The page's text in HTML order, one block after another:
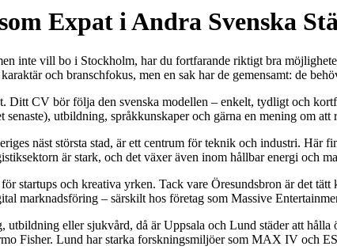
Expat i Andra Svenska
inte vill bo i Stockholm, har du fortfarande riktigt bra
och branschfokus, men en sak har de gemensamt: de
Ditt CV bör följa den svenska modellen – enkelt, tydligt och
senaste), utbildning, språkkunskaper och gärna en mening om
näst största stad, är ett centrum för teknik och industri.
är stark, och det växer även inom hållbar energi och
startups och kreativa yrken. Tack vare Öresundsbron är det
marknadsföring – särskilt hos företag som Massive
utbildning eller sjukvård, då är Uppsala och Lund städer att
Fisher. Lund har starka forskningsmiljöer som MAX IV och